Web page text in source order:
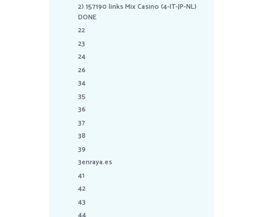
2) 157190 links Mix Casino (4-IT-JP-NL)
DONE
22
23
24
26
34
35
36
37
38
39
3enraya.es
41
42
43